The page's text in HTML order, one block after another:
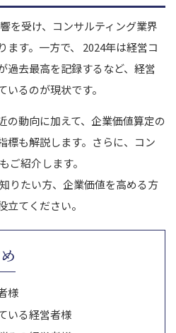
を受け、コンサルティング業界
ます。一方で、 2024年は経営コ
過去最高を記録するなど、経営
るのが現状です。
の動向に加えて、企業価値算定の
標も解説します。さらに、コン
ご紹介します。
りたい方、企業価値を高める方
てください。
様
いる経営者様